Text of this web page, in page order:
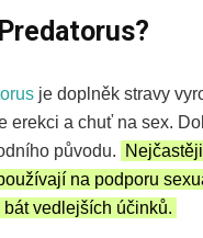
je doplněk stravy
erekci a chuť na sex.
původu.
na podporu
bát vedlejších účinků.